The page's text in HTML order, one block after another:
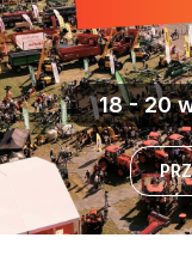
18 - 20